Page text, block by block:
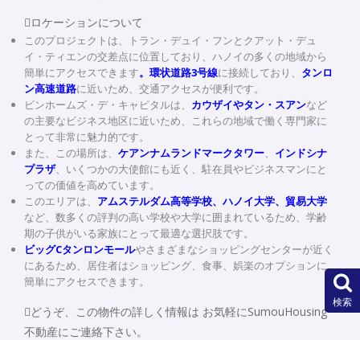
ロケーションについて
このプロジェクトは、トラン・デュイ・フンとクアット・デュ
イ・ティエンの交差点に位置しており、ハノイの多くの地域から
簡単にアクセスできます。環状道路3号線に接続しており、 タンロ
ン高速道路に近いため、交通アクセスが便利です。
ビンホームズ・デ・キャピタルは、 カウザイやタン・スアンなど
の主要なビジネス地区に近いため、これらの地域で働く専門家に
とって非常に魅力的です。
また、この場所は、 ケアンナムランドマークタワー、 インドシナ
プラザ、いくつかの大使館にも近く、駐在員やビジネスマンにと
っての価値を高めています。
このエリアは、 アムステルダム高等学校、ハノイ大学、貿易大学
など、数多くの評判の高い学校や大学に囲まれているため、学齢
期の子供がいる家族にとって最適な選択肢です。
ビッグCタンロンモールやさまざまなショッピングセンターが近く
にあるため、居住者はショッピング、食事、娯楽のオプションに
簡単にアクセスできます。
どうぞ、この物件の詳しく情報は お気軽にSumouHousing
不動産にご連絡下さい。
検索